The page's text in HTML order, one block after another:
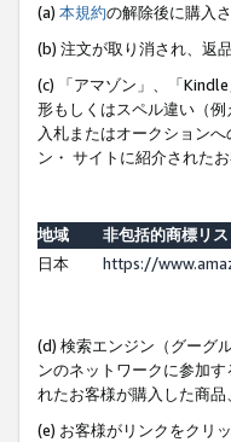
(a) 本規約の解除後に購入さ
(b) 注文が取り消され、返
(c) 「アマゾン」、「
形もしくはスペル違い（
入札またはオークション
ン・ サイトに紹介された
地域
非包括的商標リス
日本
https://
(d) 検索エンジン（グーグ
ンのネットワークに参加
れたお客様が購入した商品、
(e) お客様がリンクをクリ